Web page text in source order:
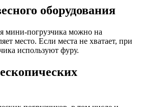
оборудования
мини-погрузчика можно на
место. Если места не хватает, при
используют фуру.